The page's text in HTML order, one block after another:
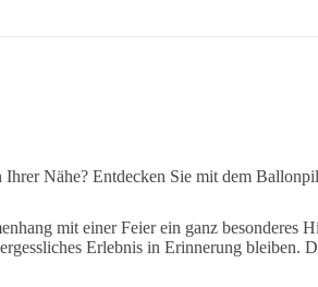
Nähe? Entdecken Sie mit dem
mit einer Feier ein ganz besonderes
Erlebnis in Erinnerung bleiben.